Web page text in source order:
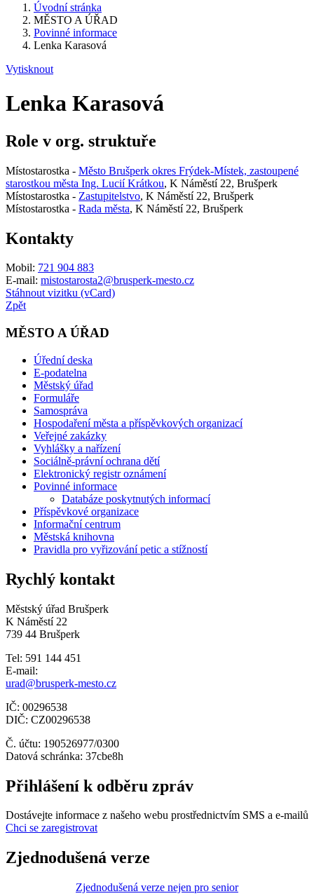
Úvodní stránka
MĚSTO A ÚŘAD
Povinné informace
Lenka Karasová
Vytisknout
Lenka Karasová
Role v org. struktuře
Místostarostka - Město Brušperk okres Frýdek-Místek, zastoupené
starostkou města Ing. Lucií Krátkou, K Náměstí 22, Brušperk
Místostarostka - Zastupitelstvo, K Náměstí 22, Brušperk
Místostarostka - Rada města, K Náměstí 22, Brušperk
Kontakty
Mobil: 721 904 883
E-mail: mistostarosta2@brusperk-mesto.cz
Stáhnout vizitku (vCard)
Zpět
MĚSTO A ÚŘAD
Úřední deska
E-podatelna
Městský úřad
Formuláře
Samospráva
Hospodaření města a příspěvkových organizací
Veřejné zakázky
Vyhlášky a nařízení
Sociálně-právní ochrana dětí
Elektronický registr oznámení
Povinné informace
Databáze poskytnutých informací
Příspěvkové organizace
Informační centrum
Městská knihovna
Pravidla pro vyřizování petic a stížností
Rychlý kontakt
Městský úřad Brušperk
K Náměstí 22
739 44 Brušperk
Tel: 591 144 451
E-mail:
urad@brusperk-mesto.cz
IČ: 00296538
DIČ: CZ00296538
Č. účtu: 190526977/0300
Datová schránka: 37cbe8h
Přihlášení k odběru zpráv
Dostávejte informace z našeho webu prostřednictvím SMS a e-mailů
Chci se zaregistrovat
Zjednodušená verze
Zjednodušená verze nejen pro senior